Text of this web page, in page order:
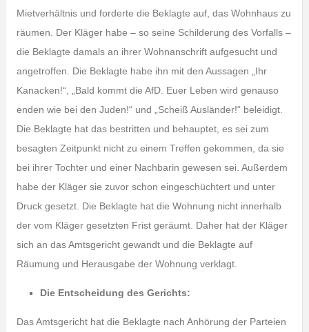
Mietverhältnis und forderte die Beklagte auf, das Wohnhaus zu
räumen. Der Kläger habe – so seine Schilderung des Vorfalls –
die Beklagte damals an ihrer Wohnanschrift aufgesucht und
angetroffen. Die Beklagte habe ihn mit den Aussagen „Ihr
Kanacken!“, „Bald kommt die AfD. Euer Leben wird genauso
enden wie bei den Juden!“ und „Scheiß Ausländer!“ beleidigt.
Die Beklagte hat das bestritten und behauptet, es sei zum
besagten Zeitpunkt nicht zu einem Treffen gekommen, da sie
bei ihrer Tochter und einer Nachbarin gewesen sei. Außerdem
habe der Kläger sie zuvor schon eingeschüchtert und unter
Druck gesetzt. Die Beklagte hat die Wohnung nicht innerhalb
der vom Kläger gesetzten Frist geräumt. Daher hat der Kläger
sich an das Amtsgericht gewandt und die Beklagte auf
Räumung und Herausgabe der Wohnung verklagt.
Die Entscheidung des Gerichts:
Das Amtsgericht hat die Beklagte nach Anhörung der Parteien